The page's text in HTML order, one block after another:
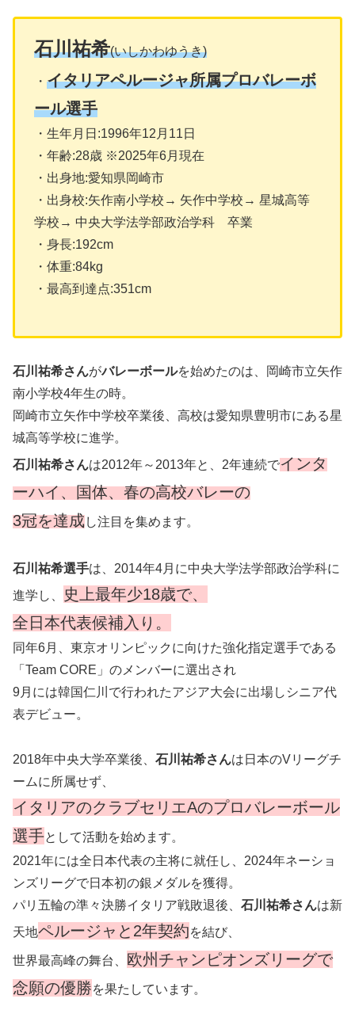
石川祐希(いしかわゆうき)
・ イタリアペルージャ所属プロバレーボ
ール選手
・生年月日:1996年12月11日
・年齢:28歳 ※2025年6月現在
・出身地:愛知県岡崎市
・出身校:矢作南小学校→ 矢作中学校→ 星城高等
学校→ 中央大学法学部政治学科 卒業
・身長:192cm
・体重:84kg
・最高到達点:351cm
石川祐希さんがバレーボールを始めたのは、岡崎市立矢作
南小学校4年生の時。
岡崎市立矢作中学校卒業後、高校は愛知県豊明市にある星
城高等学校に進学。
石川祐希さんは2012年～2013年と、2年連続でインタ
ーハイ、国体、春の高校バレーの
3冠を達成し注目を集めます。
石川祐希選手は、2014年4月に中央大学法学部政治学科に
進学し、
史上最年少18歳で、
全日本代表候補入り。
同年6月、東京オリンピックに向けた強化指定選手である
「Team CORE」のメンバーに選出され
9月には韓国仁川で行われたアジア大会に出場しシニア代
表デビュー。
2018年中央大学卒業後、 石川祐希さんは日本のVリーグチ
ームに所属せず、
イタリアのクラブセリエAのプロバレーボール
選手として活動を始めます。
2021年には全日本代表の主将に就任し、2024年ネーショ
ンズリーグで日本初の銀メダルを獲得。
パリ五輪の準々決勝イタリア戦敗退後、 石川祐希さんは新
天地ペルージャと2年契約を結び、
世界最高峰の舞台、 欧州チャンピオンズリーグで
念願の優勝を果たしています。